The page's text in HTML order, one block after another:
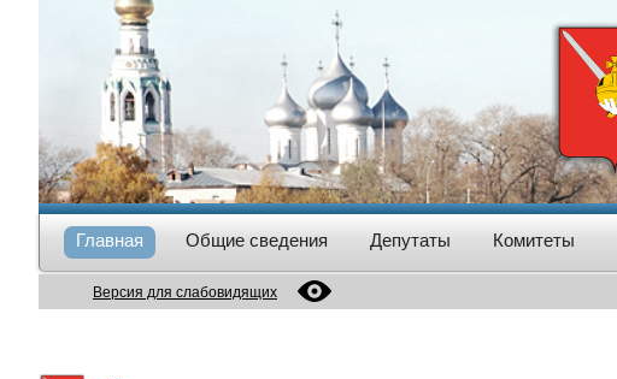
Главная Общие сведения Депутаты Комитеты
Версия для слабовидящих